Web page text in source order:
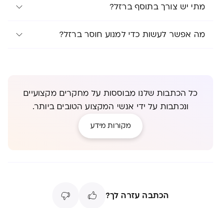
מתי יש צורך בתוסף ברזל?
מה אפשר לעשות כדי למנוע חוסר ברזל?
כל הכתבות שלנו מבוססות על מחקרים מקצועיים
ונכתבות על ידי אנשי המקצוע הטובים ביותר.
מקורות מידע
הכתבה עזרה לך?